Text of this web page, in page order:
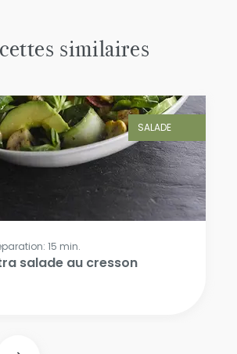
similaires
SALADE
15 min.
salade au cresson